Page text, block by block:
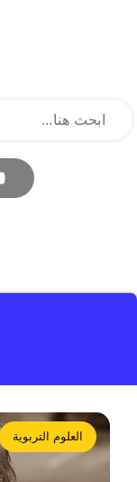
العلوم التربوية